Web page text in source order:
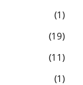
1
19
11
1